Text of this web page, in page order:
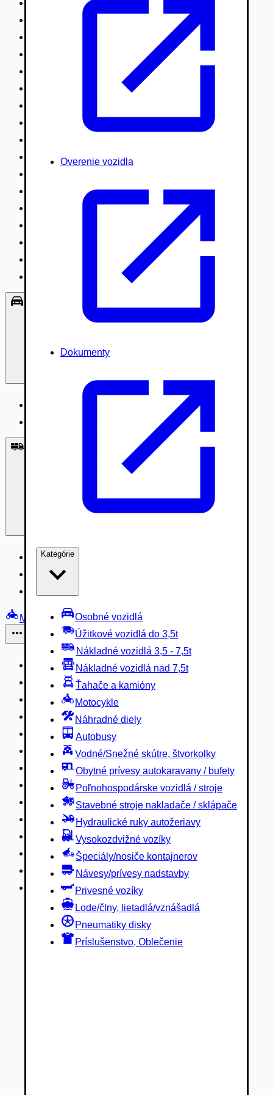
Overenie vozidla
Dokumenty
Kategórie
Osobné vozidlá
Úžitkové vozidlá do 3,5t
Nákladné vozidlá 3,5 - 7,5t
Nákladné vozidlá nad 7,5t
Ťahače a kamióny
Motocykle
Náhradné diely
Autobusy
Vodné/Snežné skútre, štvorkolky
Obytné prívesy autokaravany / bufety
Poľnohospodárske vozidlá / stroje
Stavebné stroje nakladače / sklápače
Hydraulické ruky autožeriavy
Vysokozdvižné vozíky
Špeciály/nosiče kontajnerov
Návesy/prívesy nadstavby
Privesné vozíky
Lode/člny, lietadlá/vznášadlá
Pneumatiky disky
Príslušenstvo, Oblečenie
Nákladné vozidlá nad 7,5t
Vodné/Snežné skútre, štvorkolky
Poľnohospodárske vozidlá / stroje
Hydraulické ruky autožeriavy
Špeciály/nosiče kontajnerov
Návesy/prívesy nadstavby
Lode/člny, lietadlá/vznášadlá
Príslušenstvo, Oblečenie
Nákladné vozidlá 3,5 - 7,5t
Nákladné vozidlá nad 7,5t
Motocykle
Náhradné diely
Autobusy
Vodné/Snežné skútre, štvorkolky
Obytné prívesy autokaravany / bufety
Poľnohospodárske vozidlá / stroje
Stavebné stroje nakladače / sklápače
Hydraulické ruky autožeriavy
Vysokozdvižné vozíky
Špeciály/nosiče kontajnerov
Návesy/prívesy nadstavby
Privesné vozíky
Lode/člny, lietadlá/vznášadlá
Pneumatiky disky
Príslušenstvo, Oblečenie